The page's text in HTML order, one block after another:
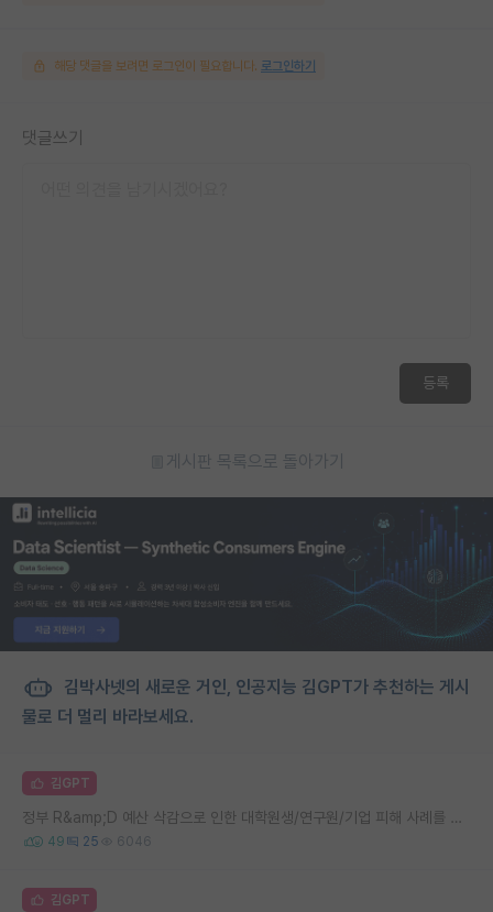
해당 댓글을 보려면 로그인이 필요합니다. 로그인하기
댓글쓰기
등록
게시판 목록으로 돌아가기
김박사넷의 새로운 거인, 인공지능 김GPT가 추천하는 게시
물로 더 멀리 바라보세요.
김GPT
정부 R&amp;D 예산 삭감으로 인한 대학원생/연구원/기업 피해 사례를 찾습니다.
49 25 6046
김GPT